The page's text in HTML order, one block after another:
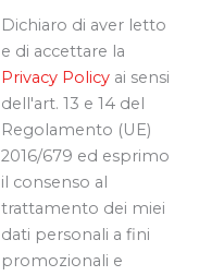
Dichiaro di aver letto
e di accettare la
Privacy Policyai sensi
dell'art. 13 e 14 del
Regolamento (UE)
2016/679 ed esprimo
il consenso al
trattamento dei miei
dati personali a fini
promozionali e